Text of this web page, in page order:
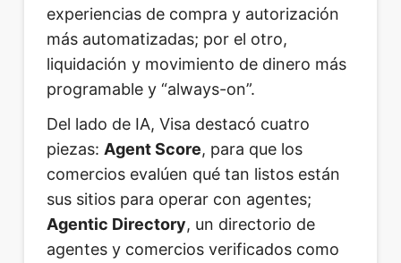
experiencias de compra y autorización
más automatizadas; por el otro,
liquidación y movimiento de dinero más
programable y “always-on”.
Del lado de IA, Visa destacó cuatro
piezas: Agent Score, para que los
comercios evalúen qué tan listos están
sus sitios para operar con agentes;
Agentic Directory, un directorio de
agentes y comercios verificados como